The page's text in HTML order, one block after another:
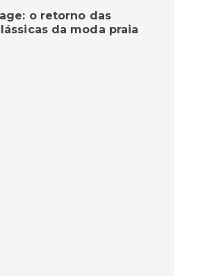
o retorno das
da moda praia